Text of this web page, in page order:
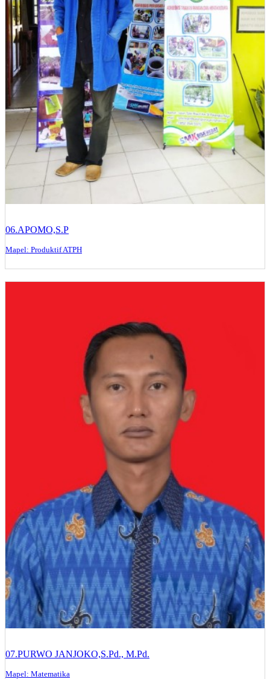
06.APOMO,S.P
Mapel: Produktif ATPH
07.PURWO JANJOKO,S.Pd., M.Pd.
Mapel: Matematika